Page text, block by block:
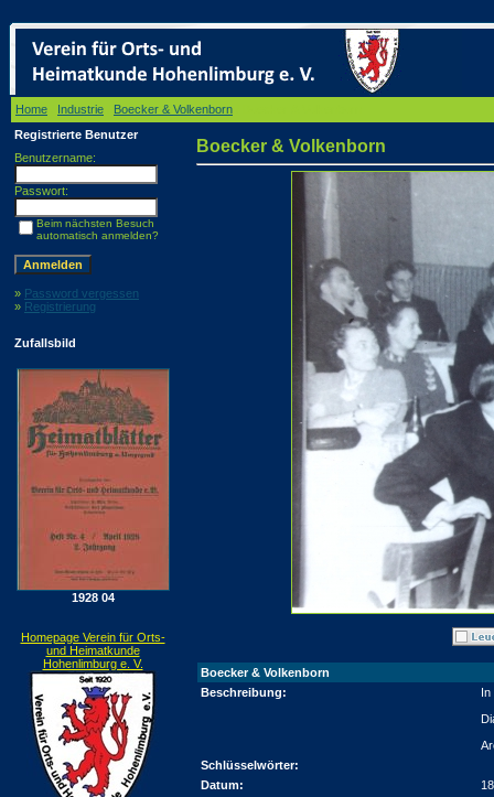
Home Industrie Boecker & Volkenborn
Registrierte Benutzer
Benutzername:
Passwort:
Beim nächsten Besuch
automatisch anmelden?
» Password vergessen
» Registrierung
Zufallsbild
1928 04
Homepage Verein für Orts-
und Heimatkunde
Hohenlimburg e. V.
Boecker & Volkenborn
Boecker & Volkenborn
Beschreibung:
In
Schlüsselwörter:
Datum: